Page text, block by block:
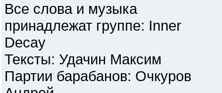
Все слова и музыка
принадлежат группе: Inner
Decay
Тексты: Удачин Максим
Партии барабанов: Очкуров